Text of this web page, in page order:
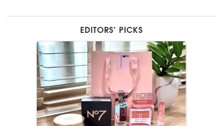
EDITORS’ PICKS